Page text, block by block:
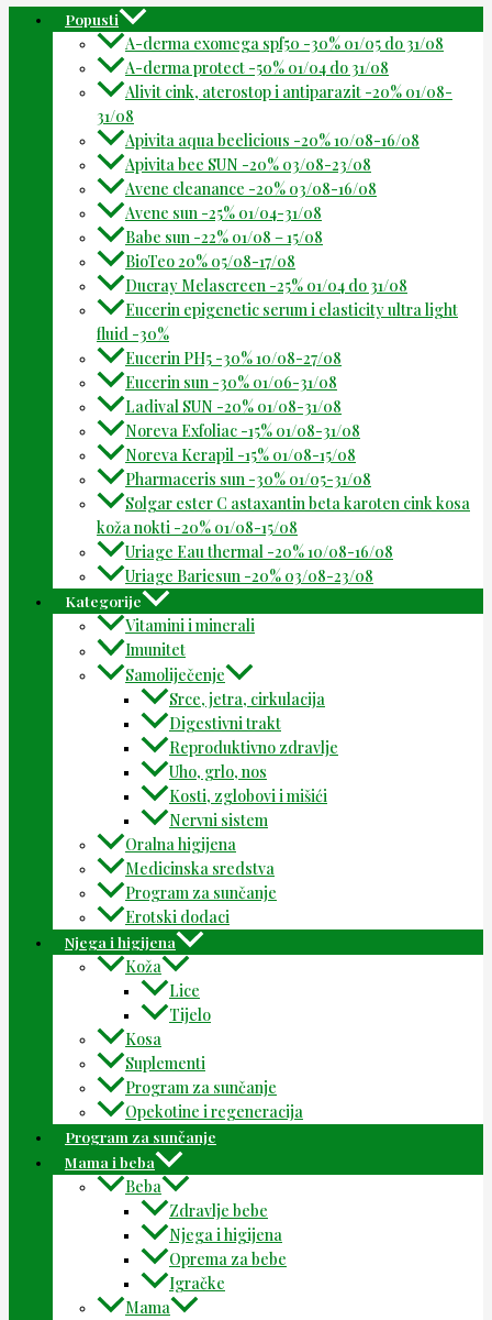
Popusti
A-derma exomega spf50 -30% 01/05 do 31/08
A-derma protect -50% 01/04 do 31/08
Alivit cink, aterostop i antiparazit -20% 01/08-
31/08
Apivita aqua beelicious -20% 10/08-16/08
Apivita bee SUN -20% 03/08-23/08
Avene cleanance -20% 03/08-16/08
Avene sun -25% 01/04-31/08
Babe sun -22% 01/08 – 15/08
BioTeo 20% 05/08-17/08
Ducray Melascreen -25% 01/04 do 31/08
Eucerin epigenetic serum i elasticity ultra light
fluid -30%
Eucerin PH5 -30% 10/08-27/08
Eucerin sun -30% 01/06-31/08
Ladival SUN -20% 01/08-31/08
Noreva Exfoliac -15% 01/08-31/08
Noreva Kerapil -15% 01/08-15/08
Pharmaceris sun -30% 01/05-31/08
Solgar ester C astaxantin beta karoten cink kosa
koža nokti -20% 01/08-15/08
Uriage Eau thermal -20% 10/08-16/08
Uriage Bariesun -20% 03/08-23/08
Kategorije
Vitamini i minerali
Imunitet
Samoliječenje
Srce, jetra, cirkulacija
Digestivni trakt
Reproduktivno zdravlje
Uho, grlo, nos
Kosti, zglobovi i mišići
Nervni sistem
Oralna higijena
Medicinska sredstva
Program za sunčanje
Erotski dodaci
Njega i higijena
Koža
Lice
Tijelo
Kosa
Suplementi
Program za sunčanje
Opekotine i regeneracija
Program za sunčanje
Mama i beba
Beba
Zdravlje bebe
Njega i higijena
Oprema za bebe
Igračke
Mama